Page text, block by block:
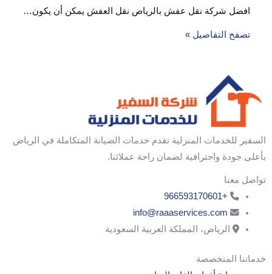
افضل شركة نقل عفش بالرياض نقل العفش يمكن أن يكون…
تصفح التفاصيل »
السفير للخدمات المنزلية تقدم خدمات الصيانة المتكاملة في الرياض
بأعلى جودة واحترافية لضمان راحة عملائنا.
تواصل معنا
+966593170601
info@raaaservices.com
الرياض، المملكة العربية السعودية
خدماتنا المتخصصة